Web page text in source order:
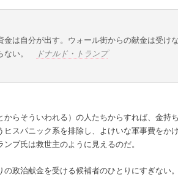
は自分が出す。ウォール街からの献金は受け
ない。
ドナルド・トランプ
らそういわれる）の人たちからすれば、金持
スパニック系を排除し、よけいな軍事費をか
プ氏は救世主のように見えるのだ。
政治献金を受ける候補者のひとりにすぎない